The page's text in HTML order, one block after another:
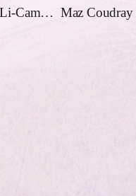
Cam… Maz Coudray